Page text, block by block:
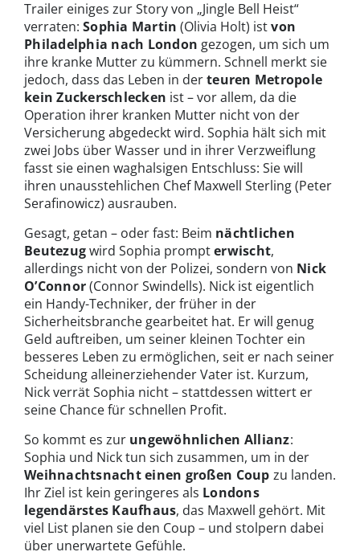
Trailer einiges zur Story von „Jingle Bell Heist“
verraten: Sophia Martin (Olivia Holt) istvon
Philadelphia nach London gezogen, um sich um
ihre kranke Mutter zu kümmern. Schnell merkt sie
jedoch, dass das Leben in derteuren Metropole
kein Zuckerschlecken ist – vor allem, da die
Operation ihrer kranken Mutter nicht von der
Versicherung abgedeckt wird. Sophia hält sich mit
zwei Jobs über Wasser und in ihrer Verzweiflung
fasst sie einen waghalsigen Entschluss: Sie will
ihren unausstehlichen Chef Maxwell Sterling (Peter
Serafinowicz) ausrauben.
Gesagt, getan – oder fast: Beim nächtlichen
Beutezugwird Sophia prompterwischt,
allerdings nicht von der Polizei, sondern von Nick
O’Connor(Connor Swindells). Nick ist eigentlich
ein Handy-Techniker, der früher in der
Sicherheitsbranche gearbeitet hat. Er will genug
Geld auftreiben, um seiner kleinen Tochter ein
besseres Leben zu ermöglichen, seit er nach seiner
Scheidung alleinerziehender Vater ist. Kurzum,
Nick verrät Sophia nicht – stattdessen wittert er
seine Chance für schnellen Profit.
So kommt es zur ungewöhnlichen Allianz:
Sophia und Nick tun sich zusammen, um in der
Weihnachtsnacht einen großen Coup zu landen.
Ihr Ziel ist kein geringeres als Londons
legendärstes Kaufhaus, das Maxwell gehört. Mit
viel List planen sie den Coup – und stolpern dabei
über unerwartete Gefühle.